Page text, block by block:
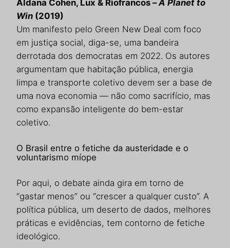
Aldana Cohen, Lux & Riofrancos –A Planet to
Win (2019)
Um manifesto pelo Green New Deal com foco
em justiça social, diga-se, uma bandeira
derrotada dos democratas em 2022. Os autores
argumentam que habitação pública, energia
limpa e transporte coletivo devem ser a base de
uma nova economia — não como sacrifício, mas
como expansão inteligente do bem-estar
coletivo.
O Brasil entre o fetiche da austeridade e o
voluntarismo míope
Por aqui, o debate ainda gira em torno de
“gastar menos” ou “crescer a qualquer custo”. A
política pública, um deserto de dados, melhores
práticas e evidências, tem contorno de fetiche
ideológico.